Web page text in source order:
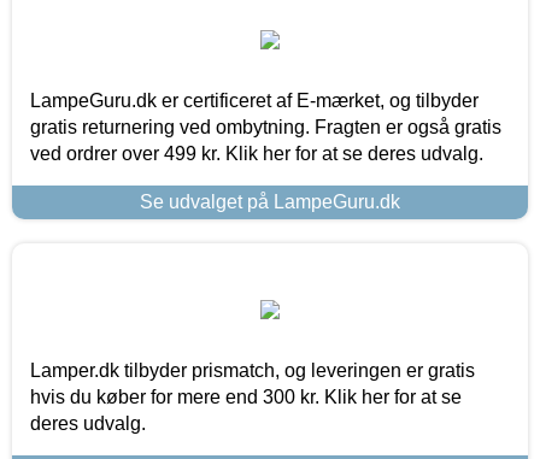
LampeGuru.dk er certificeret af E-mærket, og tilbyder
gratis returnering ved ombytning. Fragten er også gratis
ved ordrer over 499 kr. Klik her for at se deres udvalg.
Se udvalget på LampeGuru.dk
Lamper.dk tilbyder prismatch, og leveringen er gratis
hvis du køber for mere end 300 kr. Klik her for at se
deres udvalg.